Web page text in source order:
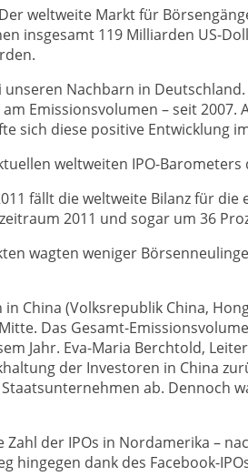
weltweite Markt für
insgesamt 119 Milliarden US-
Nachbarn in
am Emissionsvolumen – seit
sich diese positive Entwicklung
weltweiten IPO-
fällt die weltweite Bilanz für
2011 und sogar um 36
wagten weniger
China (Volksrepublik China,
Das Gesamt-
Jahr. Eva-Maria Berchtold,
der Investoren in China
ab. Dennoch
der IPOs in Nordamerika –
hingegen dank des Facebook-